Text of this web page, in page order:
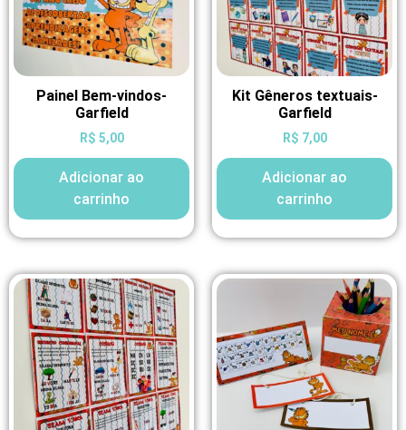
Painel Bem-vindos-
Garfield
R$ 5,00
Adicionar ao
carrinho
Kit Gêneros textuais-
Garfield
R$ 7,00
Adicionar ao
carrinho